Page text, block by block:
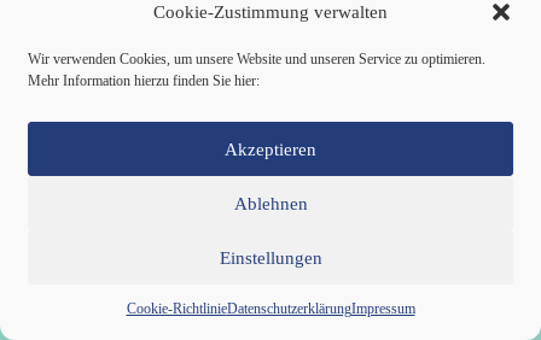
Cookie-Zustimmung verwalten
Wir verwenden Cookies, um unsere Website und unseren Service zu optimieren.
Mehr Information hierzu finden Sie hier:
Akzeptieren
Ablehnen
Einstellungen
Cookie-RichtlinieDatenschutzerklärungImpressum
Veranstaltungen